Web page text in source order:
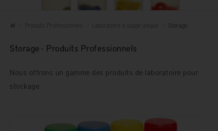
Storage
Storage - Produits Professionnels
Nous offrons un gamme des produits de laboratoire pour
stockage